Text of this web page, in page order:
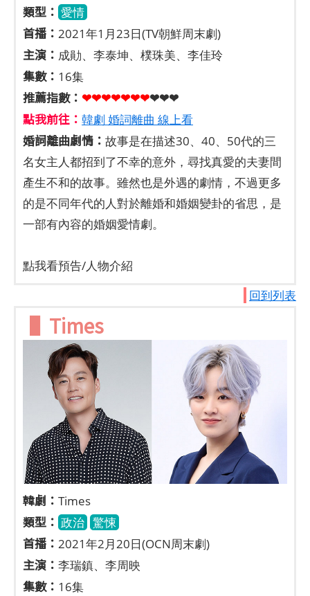
類型： 愛情
首播： 2021年1月23日(TV朝鮮周末劇)
主演： 成勛、李泰坤、樸珠美、李佳玲
集數： 16集
推薦指數： ❤❤❤❤❤❤❤❤❤❤
點我前往： 韓劇 婚詞離曲 線上看
婚詞離曲劇情： 故事是在描述30、40、50代的三
名女主人都招到了不幸的意外，尋找真愛的夫妻間
產生不和的故事。雖然也是外遇的劇情，不過更多
的是不同年代的人對於離婚和婚姻變卦的省思，是
一部有內容的婚姻愛情劇。
點我看預告/人物介紹
回到列表
▌Times
韓劇： Times
類型： 政治驚悚
首播： 2021年2月20日(OCN周末劇)
主演： 李瑞鎮、李周映
集數： 16集